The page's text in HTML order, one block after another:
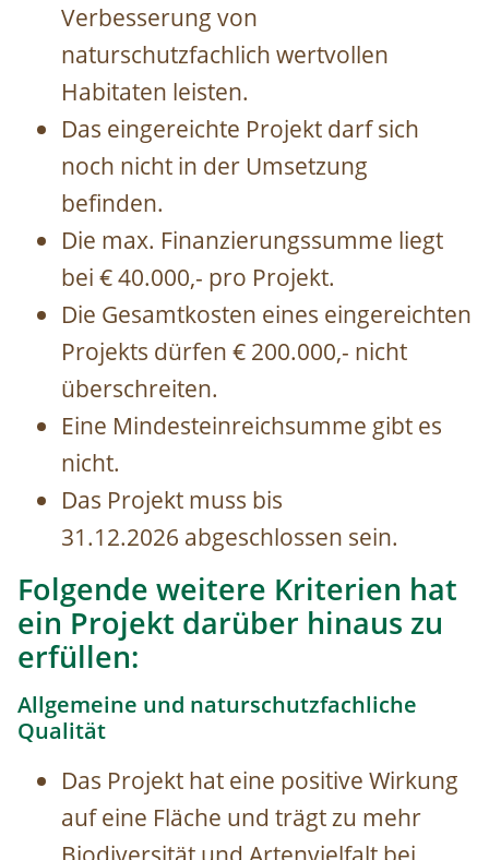
Verbesserung von
naturschutzfachlich wertvollen
Habitaten leisten.
Das eingereichte Projekt darf sich
noch nicht in der Umsetzung
befinden.
Die max. Finanzierungssumme liegt
bei € 40.000,- pro Projekt.
Die Gesamtkosten eines eingereichten
Projekts dürfen € 200.000,- nicht
überschreiten.
Eine Mindesteinreichsumme gibt es
nicht.
Das Projekt muss bis
31.12.2026 abgeschlossen sein.
Folgende weitere Kriterien hat
ein Projekt darüber hinaus zu
erfüllen:
Allgemeine und naturschutzfachliche
Qualität
Das Projekt hat eine positive Wirkung
auf eine Fläche und trägt zu mehr